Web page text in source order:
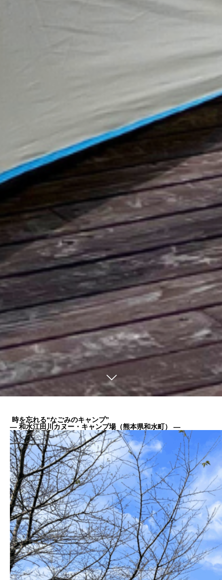
時を忘れる“なごみのキャンプ”
― 和水江田川カヌー・キャンプ場（熊本県和水町） ―